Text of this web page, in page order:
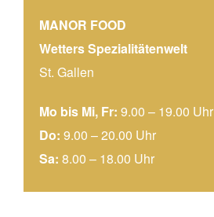
MANOR FOOD
Wetters Spezialitätenwelt
St. Gallen
Mo bis Mi, Fr: 9.00 – 19.00 Uhr
Do: 9.00 – 20.00 Uhr
Sa: 8.00 – 18.00 Uhr